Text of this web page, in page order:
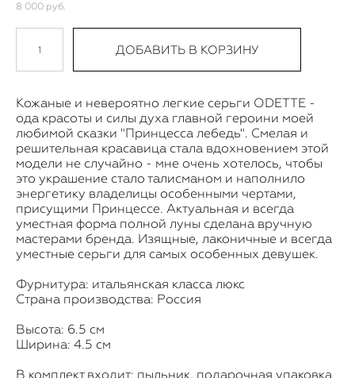
8 000 pуб.
ДОБАВИТЬ В КОРЗИНУ
Кожаные и невероятно легкие серьги ODETTE -
ода красоты и силы духа главной героини моей
любимой сказки "Принцесса лебедь". Смелая и
решительная красавица стала вдохновением этой
модели не случайно - мне очень хотелось, чтобы
это украшение стало талисманом и наполнило
энергетику владелицы особенными чертами,
присущими Принцессе. Актуальная и всегда
уместная форма полной луны сделана вручную
мастерами бренда. Изящные, лаконичные и всегда
уместные серьги для самых особенных девушек.
Фурнитура: итальянская класса люкс
Страна производства: Россия
Высота: 6.5 см
Ширина: 4.5 см
В комплект входит: пыльник, подарочная упаковка